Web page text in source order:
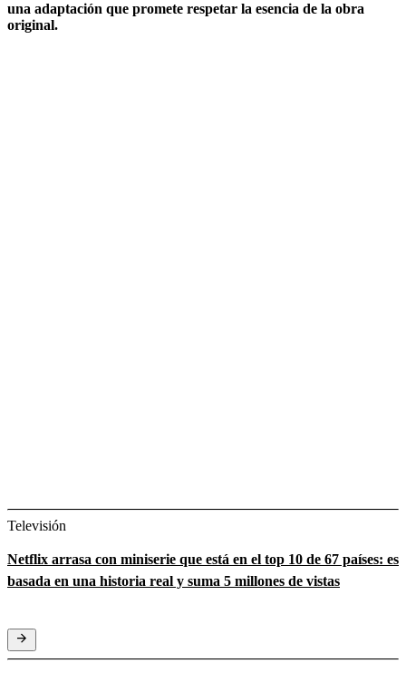
una adaptación que promete respetar la esencia de la obra
original.
Televisión
Netflix arrasa con miniserie que está en el top 10 de 67 países: es
basada en una historia real y suma 5 millones de vistas